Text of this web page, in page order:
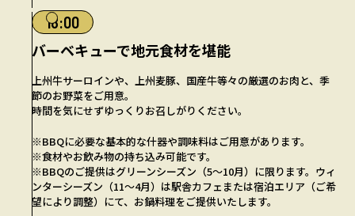
18:00
バーベキューで地元食材を堪能
上州牛サーロインや、上州麦豚、国産牛等々の厳選のお肉と、季
節のお野菜をご用意。
時間を気にせずゆっくりお召しがりください。
※BBQに必要な基本的な什器や調味料はご用意があります。
※食材やお飲み物の持ち込み可能です。
※BBQのご提供はグリーンシーズン（5〜10月）に限ります。ウィ
ンターシーズン（11〜4月）は駅舎カフェまたは宿泊エリア（ご希
望により調整）にて、お鍋料理をご提供いたします。